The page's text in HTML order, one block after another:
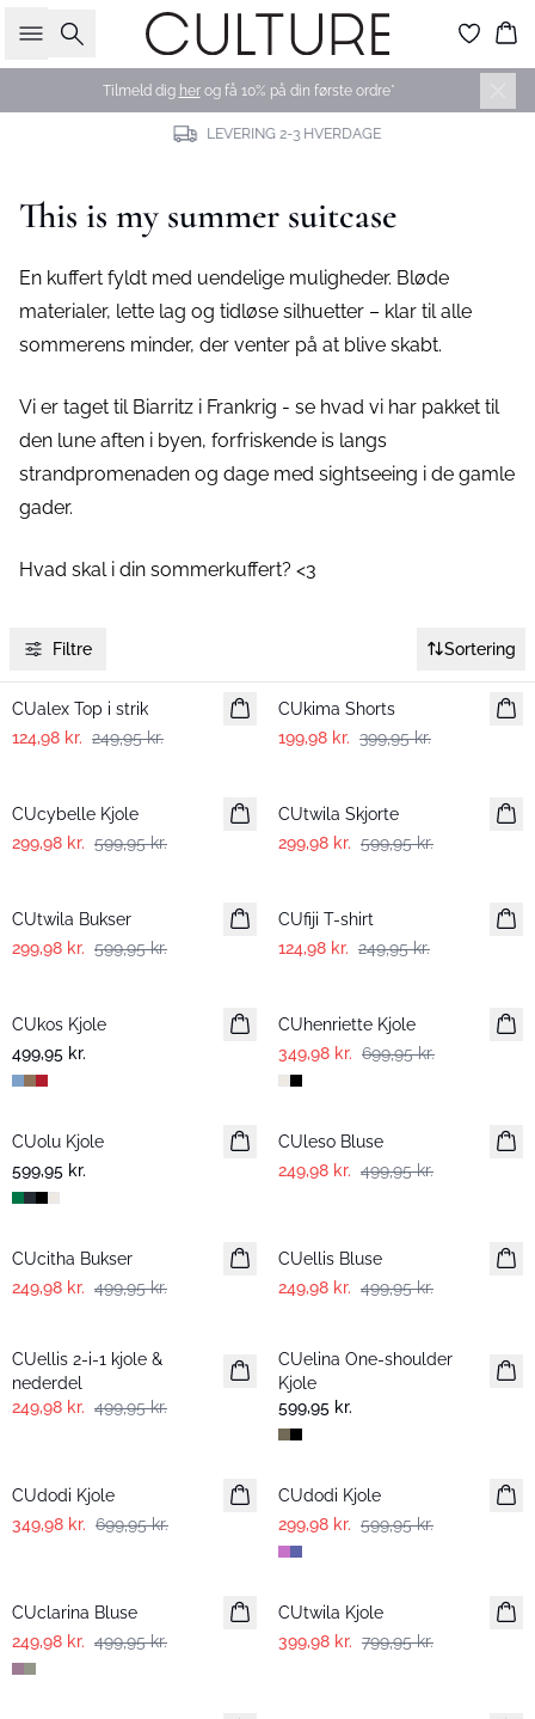
Søg
Tilmeld dig herog få 10% på din første ordre*
LEVERING 2-3 HVERDAGE
This is my summer suitcase
En kuffert fyldt med uendelige muligheder. Bløde
materialer, lette lag og tidløse silhuetter – klar til alle
sommerens minder, der venter på at blive skabt.
Vi er taget til Biarritz i Frankrig - se hvad vi har pakket til
den lune aften i byen, forfriskende is langs
strandpromenaden og dage med sightseeing i de gamle
gader.
Hvad skal i din sommerkuffert? <3
Filtre Sortering
-50%
CUalex Top i strik
124,98 kr. 249,95 kr.
CUkima Shorts
199,98 kr. 399,95 kr.
CUcybelle Kjole
299,98 kr. 599,95 kr.
CUtwila Skjorte
299,98 kr. 599,95 kr.
CUtwila Bukser
299,98 kr. 599,95 kr.
CUfiji T-shirt
124,98 kr. 249,95 kr.
CUkos Kjole
499,95 kr.
CUhenriette Kjole
349,98 kr. 699,95 kr.
CUolu Kjole
599,95 kr.
-50%
CUleso Bluse
249,98 kr. 499,95 kr.
-50%
CUcitha Bukser
249,98 kr. 499,95 kr.
CUellis Bluse
249,98 kr. 499,95 kr.
CUellis 2-i-1 kjole &
nederdel
249,98 kr. 499,95 kr.
CUelina One-shoulder
Kjole
599,95 kr.
CUdodi Kjole
349,98 kr. 699,95 kr.
-50%
CUdodi Kjole
299,98 kr. 599,95 kr.
CUclarina Bluse
249,98 kr. 499,95 kr.
-50%
CUtwila Kjole
399,98 kr. 799,95 kr.
-50%